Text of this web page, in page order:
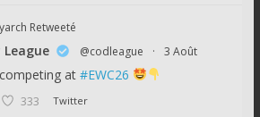
Retweeté
@codleague · 3 Août
at #EWC26
333 Twitter